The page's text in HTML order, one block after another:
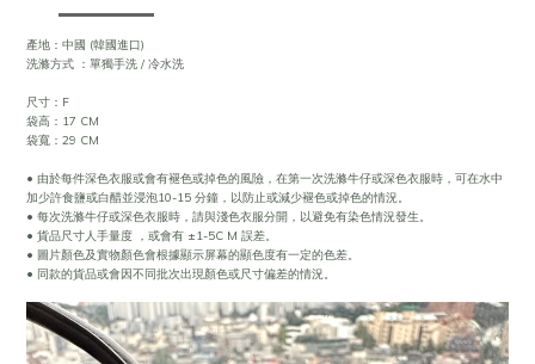
產地：中國 (韓國進口)
洗滌方式 ：單獨手洗 / 冷水洗
尺寸：F
袋高：17 CM
袋寬：29 CM
• 由於每件深色衣服或會有褪色或掉色的風險，在第一次洗滌牛仔或深色衣服時，可在水中
加少許食鹽或白醋並浸泡10-15 分鐘，以防止或減少褪色或掉色的情況。
• 每次洗滌牛仔或深色衣服時，請與淺色衣服分開，以避免有染色情況發生。
• 貨品尺寸人手量度 ，或會有 ±1-5C M 誤差。
• 圖片顏色及實物顏色會根據顯示屏幕的顯色度有一定的色差。
• 同款的貨品或會因不同批次出現顏色或尺寸偏差的情況。